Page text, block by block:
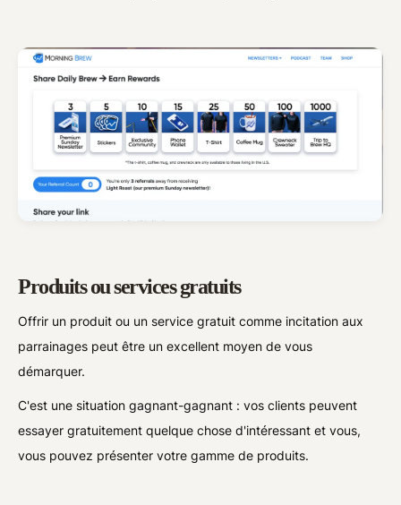
Produits ou services gratuits
Offrir un produit ou un service gratuit comme incitation aux
parrainages peut être un excellent moyen de vous
démarquer.
C'est une situation gagnant-gagnant : vos clients peuvent
essayer gratuitement quelque chose d'intéressant et vous,
vous pouvez présenter votre gamme de produits.